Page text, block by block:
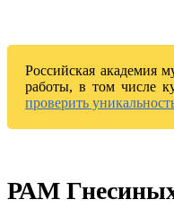
Российская академия
работы, в том числе
проверить
РАМ